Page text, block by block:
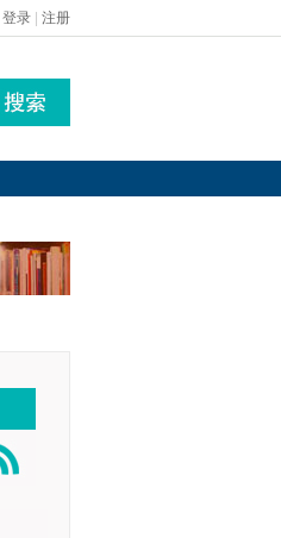
登录 注册